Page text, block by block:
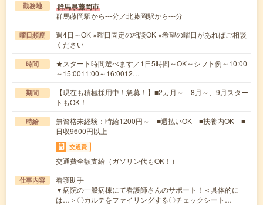
勤務地 群馬県藤岡市
群馬藤岡駅から---分／北藤岡駅から---分
曜日頻度
週4日～OK ※曜日固定の相談OK ※希望の曜日があればご相談
ください
時間
★スタート時間選べます／1日5時間～OK～シフト例～10:00
～15:0011:00～16:0012…
期間
【現在も積極採用中！急募！】■2カ月～ 8月～、9月スター
トもOK！
時給
無資格未経験：時給1200円～ ■週払いOK ■扶養内OK ■
日収9600円以上
交通費
交通費全額支給（ガソリン代もOK！）
仕事内容
看護助手
▼病院の一般病棟にて看護師さんのサポート！＜具体的に
は…＞〇カルテをファイリングする〇チェックシート…